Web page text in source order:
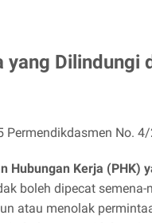
yang
Permendikdasmen No.
Hubungan Kerja (PHK)
boleh dipecat
atau menolak